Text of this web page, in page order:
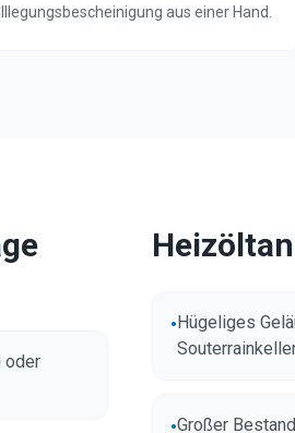
aus einer Hand.
oder
•Hügeliges
•Großer